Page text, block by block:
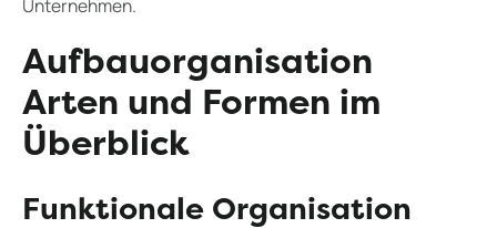
Unternehmen.
Aufbauorganisation
Arten und Formen im
Überblick
Funktionale Organisation